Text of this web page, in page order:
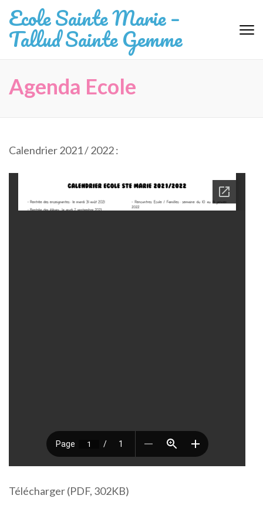
au
contenu
(Pressez
Ecole Sainte Marie –
Tallud Sainte Gemme
Agenda Ecole
Calendrier 2021 / 2022 :
Télécharger (PDF, 302KB)